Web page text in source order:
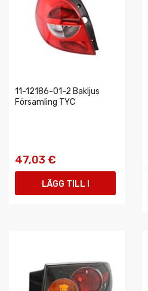
11-12186-01-2 Bakljus
Församling TYC
47,03 €
LÄGG TILL I